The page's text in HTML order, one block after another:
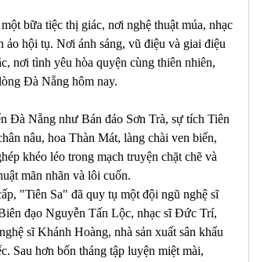
bữa tiệc thị giác, nơi nghệ thuật múa, nhạc
hội tụ. Nơi ánh sáng, vũ điệu và giai điệu
nơi tình yêu hòa quyện cùng thiên nhiên,
Đà Nẵng hôm nay.
Đà Nẵng như Bán đảo Sơn Trà, sự tích Tiên
nâu, hoa Thàn Mát, làng chài ven biển,
khéo léo trong mạch truyện chặt chẽ và
mãn nhãn và lôi cuốn.
"Tiên Sa" đã quy tụ một đội ngũ nghệ sĩ
đạo Nguyễn Tấn Lộc, nhạc sĩ Đức Trí,
sĩ Khánh Hoàng, nhà sản xuất sân khấu
Sau hơn bốn tháng tập luyện miệt mài,